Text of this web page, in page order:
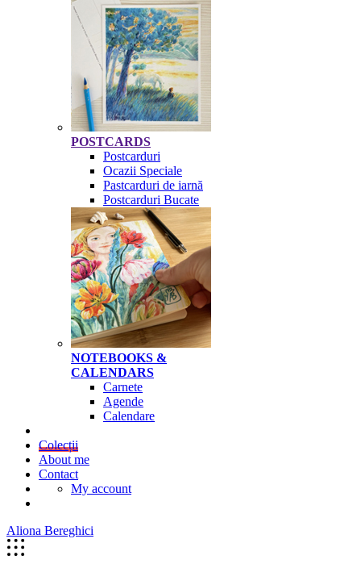
POSTCARDS
Postcarduri
Ocazii Speciale
Pastcarduri de iarnă
Postcarduri Bucate
NOTEBOOKS &
CALENDARS
Carnete
Agende
Calendare
Colecții
About me
Contact
My account
Aliona Bereghici